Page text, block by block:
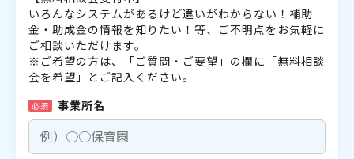
いろんなシステムがあるけど違いがわからない！補助
金・助成金の情報を知りたい！等、ご不明点をお気軽に
ご相談いただけます。
※ご希望の方は、「ご質問・ご要望」の欄に「無料相談
会を希望」とご記入ください。
必須 事業所名